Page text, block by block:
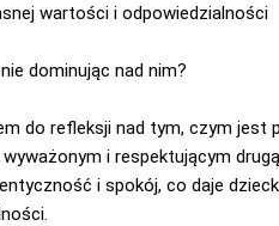
wartości i odpowiedzialności
dominując nad nim?
do refleksji nad tym, czym jest
wyważonym i respektującym
i spokój, co daje